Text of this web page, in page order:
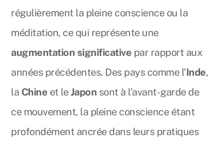
régulièrement la pleine conscience ou la
méditation, ce qui représente une
augmentation significative par rapport aux
années précédentes. Des pays comme l’Inde,
la Chine et leJapon sont à l’avant-garde de
ce mouvement, la pleine conscience étant
profondément ancrée dans leurs pratiques